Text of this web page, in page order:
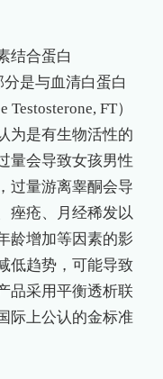
结合蛋白
是与血清白蛋白
FT）
为是有生物活性的
量会导致女孩男性
过量游离睾酮会导
痤疮、月经稀发以
龄增加等因素的影
低趋势，可能导致
品采用平衡透析联
际上公认的金标准